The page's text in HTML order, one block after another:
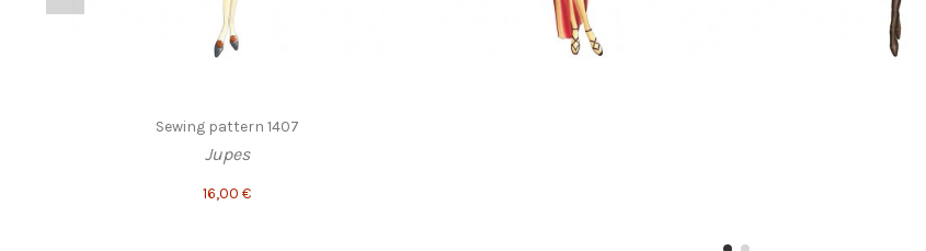
Sewing pattern 1407
Jupes
16,00 €